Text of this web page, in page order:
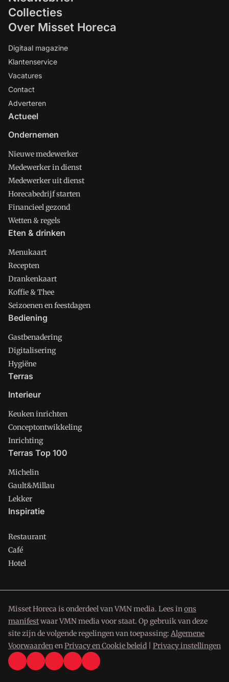
Collecties
Over Misset Horeca
Digitaal magazine
Klantenservice
Vacatures
Contact
Adverteren
Actueel
Ondernemen
Nieuwe medewerker
Medewerker in dienst
Medewerker uit dienst
Horecabedrijf starten
Financieel gezond
Wetten & regels
Eten & drinken
Menukaart
Recepten
Drankenkaart
Koffie & Thee
Seizoenen en feestdagen
Bediening
Gastbenadering
Digitalisering
Hygiëne
Terras
Interieur
Keuken inrichten
Conceptontwikkeling
Inrichting
Terras Top 100
Michelin
Gault&Millau
Lekker
Inspiratie
Restaurant
Café
Hotel
Misset Horeca is onderdeel van VMN media. Lees inons
manifestwaar VMN media voor staat. Op gebruik van deze
site zijn de volgende regelingen van toepassing: Algemene
VoorwaardenenPrivacy en Cookie beleid Privacy instellingen